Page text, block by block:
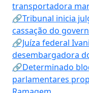
transportadora
🔗Tribunal inicia
cassação do
🔗Juíza federal
desembargadora
🔗Determinado
parlamentares